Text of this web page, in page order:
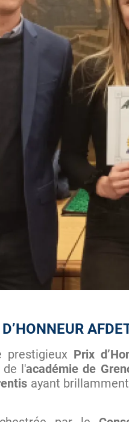
prestigieux Prix
de l'académie de
ayant